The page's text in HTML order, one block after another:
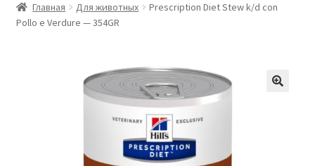
Виды доставки
Главная Для животных
Prescription Diet Stew k/d con
Pollo e Verdure — 354GR